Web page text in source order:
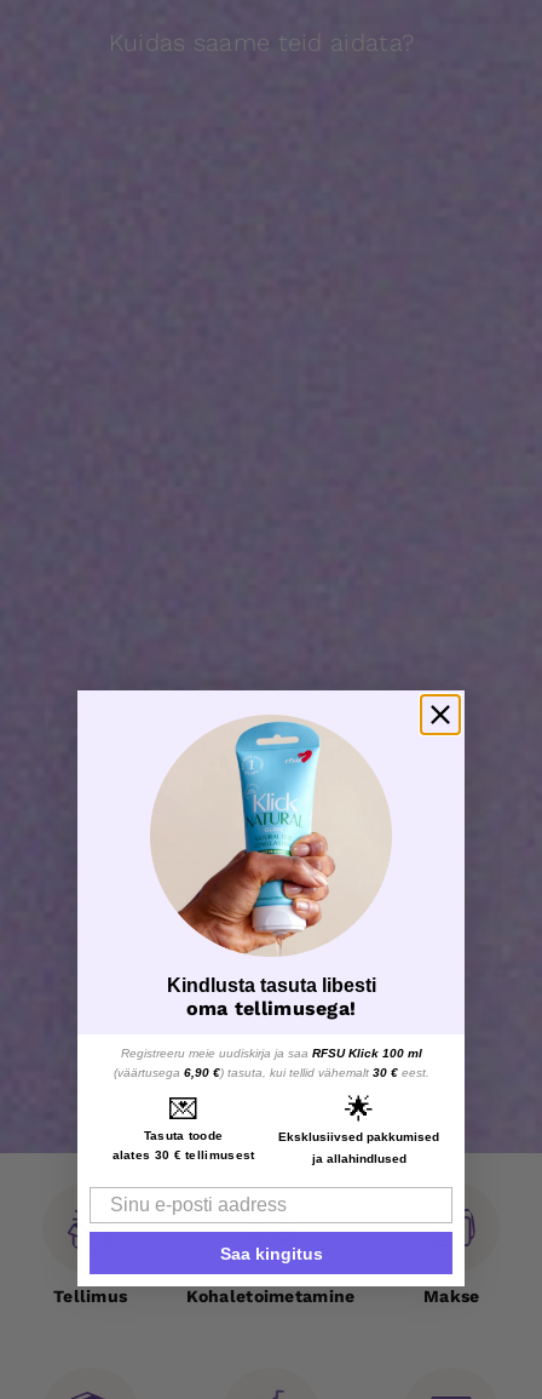
Kuidas saame teid aidata?
Tellimus Kohaletoimetamine Makse
Kindlusta tasuta libesti
oma tellimusega!
Registreeru meie uudiskirja ja saa RFSU Klick 100 ml
(väärtusega 6,90 €) tasuta, kui tellid vähemalt 30 €eest.
💌
Tasuta toode
alates 30 € tellimusest
🌟
Eksklusiivsed pakkumised
ja allahindlused
Email
Saa kingitus